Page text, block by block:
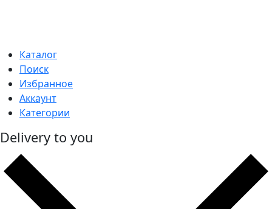
Каталог
Поиск
Избранное
Аккаунт
Категории
Delivery to you